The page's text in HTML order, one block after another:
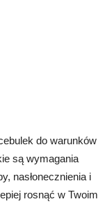
do warunków
są wymagania
nasłonecznienia i
rosnąć w Twoim